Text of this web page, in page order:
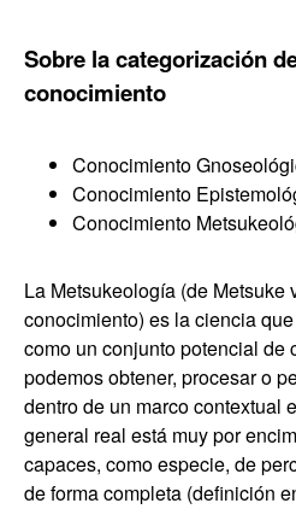
Sobre la categorización
conocimiento
Conocimiento
Conocimiento
Conocimiento
La Metsukeología (de Metsuke
conocimiento) es la ciencia
como un conjunto potencial de
podemos obtener, procesar o
dentro de un marco contextual
general real está muy por
capaces, como especie, de
de forma completa (definición